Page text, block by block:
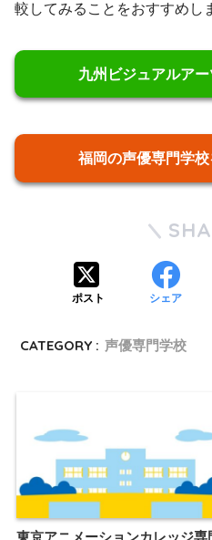
較してみることをおすすめし
九州ビジュアルア
福岡の声優専門学校
ポスト シェア
CATEGORY : 声優専門学校
東京アニメーションカレッジ専